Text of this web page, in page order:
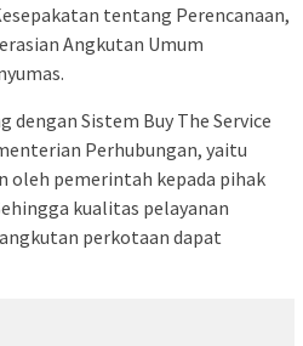
tentang Perencanaan,
Angkutan Umum
dengan Sistem Buy The Service
Perhubungan, yaitu
oleh pemerintah kepada pihak
kualitas pelayanan
perkotaan dapat